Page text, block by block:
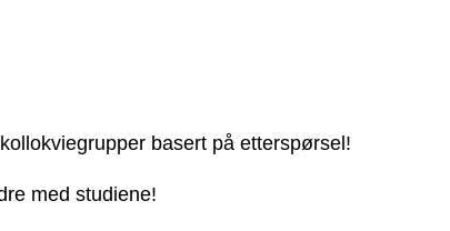
basert på etterspørsel!
med studiene!